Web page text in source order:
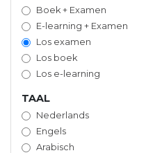
Boek + Examen
E-learning + Examen
Los examen
Los boek
Los e-learning
TAAL
Nederlands
Engels
Arabisch